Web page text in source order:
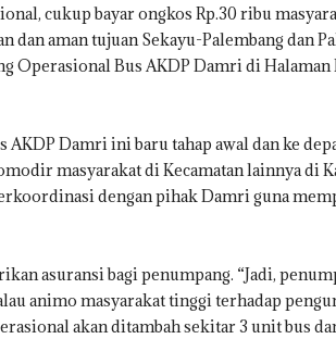
cukup bayar ongkos Rp.30 ribu
dan aman tujuan Sekayu-Palembang dan
Operasional Bus AKDP Damri di Halaman
Damri ini baru tahap awal dan ke
masyarakat di Kecamatan lainnya di
dengan pihak Damri guna
asuransi bagi penumpang. “Jadi,
animo masyarakat tinggi terhadap
akan ditambah sekitar 3 unit bus